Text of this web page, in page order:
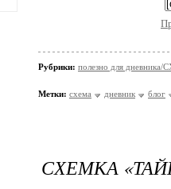
Рубрики: полезно для
Метки: схема дневник блог
СХЕМКА